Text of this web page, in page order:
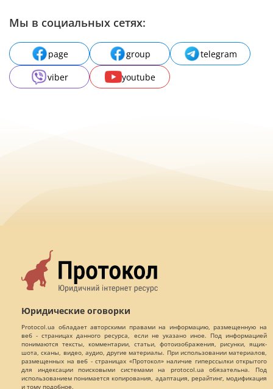
Мы в социальных сетях:
page group
telegram
viber
youtube
Юридические оговорки
Protocol.ua обладает авторскими правами на информацию, размещенную на
веб - страницах данного ресурса, если не указано иное. Под информацией
понимаются тексты, комментарии, статьи, фотоизображения, рисунки, ящик-
шота, сканы, видео, аудио, другие материалы. При использовании материалов,
размещенных на веб - страницах «Протокол» наличие гиперссылки открытого
для индексации поисковыми системами на protocol.ua обязательна. Под
использованием понимается копирования, адаптация, рерайтинг, модификация
и тому подобное.